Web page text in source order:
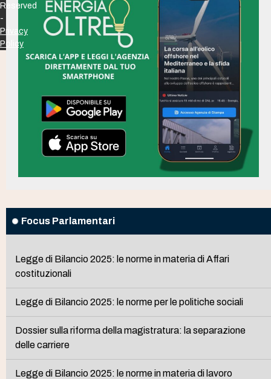
Focus Parlamentari
Legge di Bilancio 2025: le norme in materia di Affari
costituzionali
Legge di Bilancio 2025: le norme per le politiche sociali
Dossier sulla riforma della magistratura: la separazione
delle carriere
Legge di Bilancio 2025: le norme in materia di lavoro
Reserved
-
Privacy
Policy